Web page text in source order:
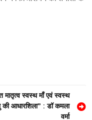
मातृत्व स्वस्थ माँ एवं स्वस्थ
की आधारशिला” : डॉ कमला
वर्मा